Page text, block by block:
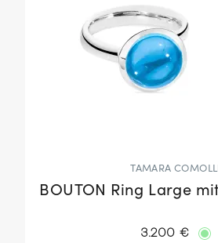
TAMARA
BOUTON Ring Large
3.200 €